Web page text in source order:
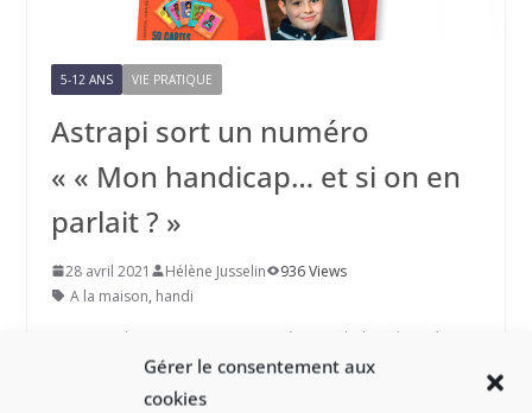
Gérer le consentement aux
cookies
5-12 ANS VIE PRATIQUE
Astrapi sort un numéro
« « Mon handicap… et si on en
parlait ? »
28 avril 2021 Hélène Jusselin
936 Views
A la maison, handi
Le journal Astrapi sort un numéro sur le handicap le 12